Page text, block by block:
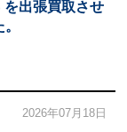
を出張買取させ
2026年07月18日